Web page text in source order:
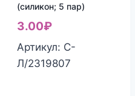
(силикон; 5 пар)
3.00₽
Артикул: С-
Л/2319807